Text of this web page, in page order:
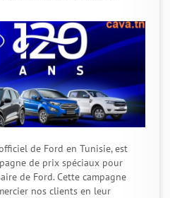
de Ford en Tunisie, est
de prix spéciaux pour
de Ford. Cette campagne
nos clients en leur